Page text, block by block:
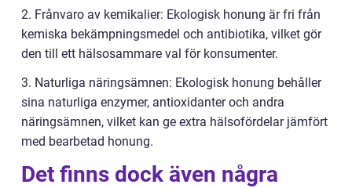
2. Frånvaro av kemikalier: Ekologisk honung är fri från
kemiska bekämpningsmedel och antibiotika, vilket gör
den till ett hälsosammare val för konsumenter.
3. Naturliga näringsämnen: Ekologisk honung behåller
sina naturliga enzymer, antioxidanter och andra
näringsämnen, vilket kan ge extra hälsofördelar jämfört
med bearbetad honung.
Det finns dock även några